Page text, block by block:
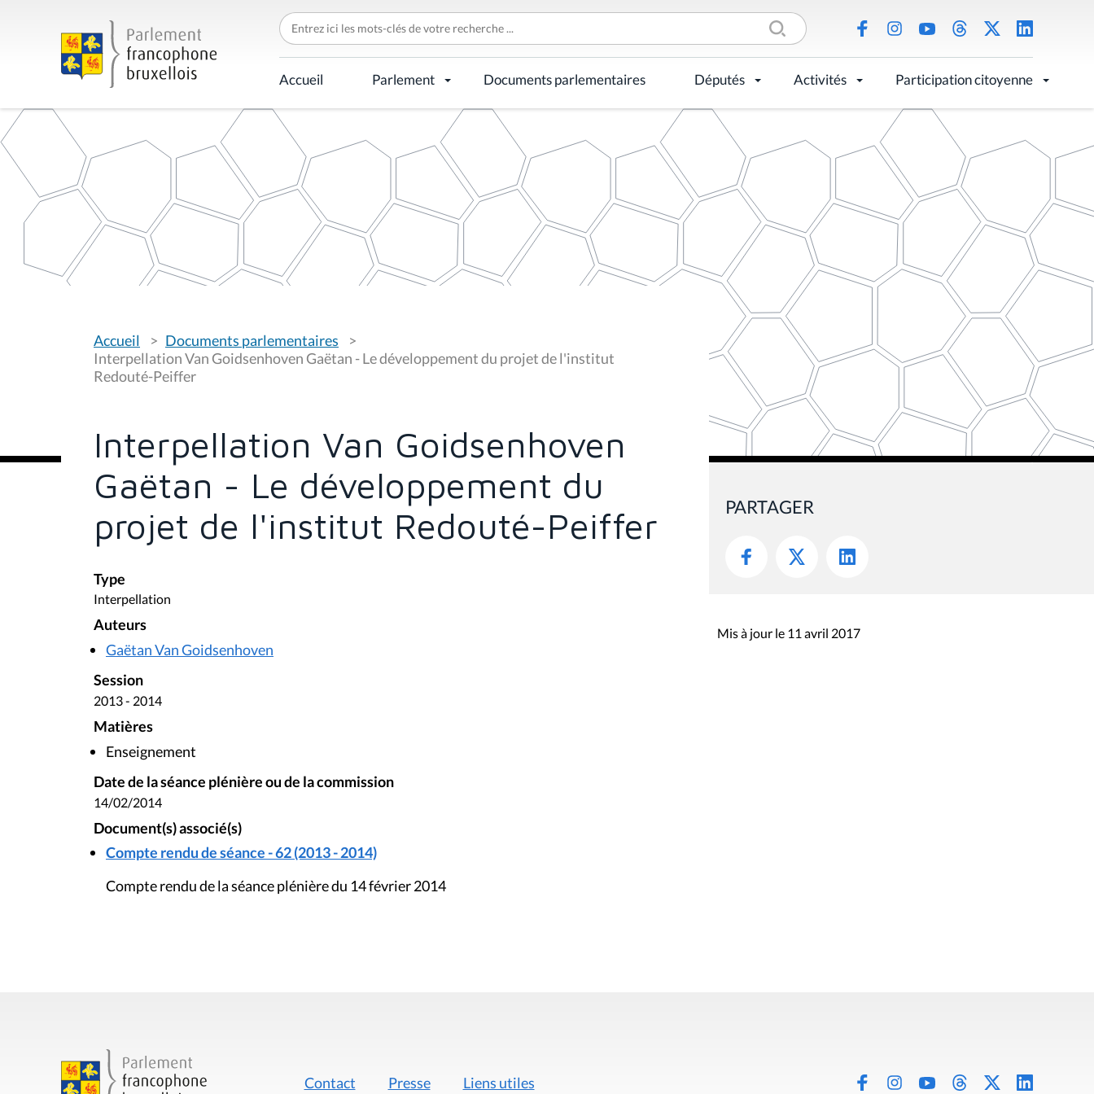
C
h
e
r
c
h
r
p
Accueil Parlement Documents parlementaires Députés Activités Participation citoyenne
o
u
s
ê
:
Accueil
Documents parlementaires
Interpellation Van Goidsenhoven Gaëtan - Le développement du projet de l'institut
Redouté-Peiffer
Interpellation Van Goidsenhoven
Gaëtan - Le développement du
projet de l'institut Redouté-Peiffer
Type
Interpellation
Auteurs
Gaëtan Van Goidsenhoven
Session
2013 - 2014
Matières
Enseignement
Date de la séance plénière ou de la commission
14/02/2014
Document(s) associé(s)
Compte rendu de séance - 62 (2013 - 2014)
Compte rendu de la séance plénière du 14 février 2014
PARTAGER
Mis à jour le 11 avril 2017
Contact Presse Liens utiles